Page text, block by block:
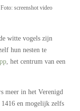
screenshot video
witte vogels zijn
hun nesten te
, het centrum van een
meer in het Verenigd
en mogelijk zelfs